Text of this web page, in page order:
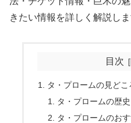
きたい情報を詳しく解説しま
目次
タ・プロームの見どこ
タ・プロームの歴
タ・プロームのお